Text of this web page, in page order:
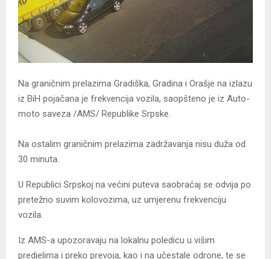
Na graničnim prelazima Gradiška, Gradina i Orašje na izlazu
iz BiH pojačana je frekvencija vozila, saopšteno je iz Auto-
moto saveza /AMS/ Republike Srpske.
Na ostalim graničnim prelazima zadržavanja nisu duža od
30 minuta.
U Republici Srpskoj na većini puteva saobraćaj se odvija po
pretežno suvim kolovozima, uz umjerenu frekvenciju
vozila.
Iz AMS-a upozoravaju na lokalnu poledicu u višim
predjelima i preko prevoja, kao i na učestale odrone, te se